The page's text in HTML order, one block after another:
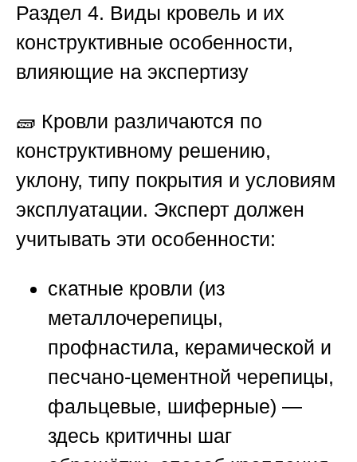
Раздел 4. Виды кровель и их
конструктивные особенности,
влияющие на экспертизу
🧱 Кровли различаются по
конструктивному решению,
уклону, типу покрытия и условиям
эксплуатации. Эксперт должен
учитывать эти особенности:
скатные кровли (из
металлочерепицы,
профнастила, керамической и
песчано-цементной черепицы,
фальцевые, шиферные) —
здесь критичны шаг